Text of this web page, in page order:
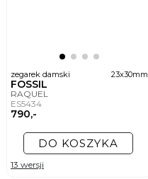
zegarek damski 23x30mm
FOSSIL
RAQUEL
ES5434
790,-
DO KOSZYKA
13 wersji